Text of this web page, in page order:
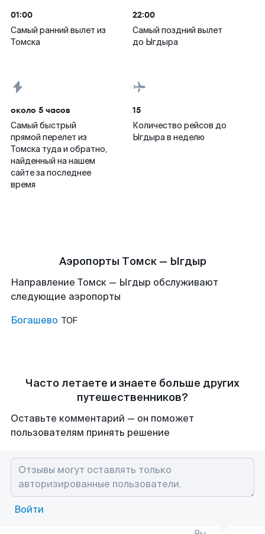
01:00
Самый ранний вылет из
Томска
22:00
Самый поздний вылет
до Ыгдыра
около 5 часов
Самый быстрый
прямой перелет из
Томска туда и обратно,
найденный на нашем
сайте за последнее
время
15
Количество рейсов до
Ыгдыра в неделю
Аэропорты Томск — Ыгдыр
Направление Томск — Ыгдыр обслуживают
следующие аэропорты
Богашево TOF
Часто летаете и знаете больше других
путешественников?
Оставьте комментарий — он поможет
пользователям принять решение
Войти